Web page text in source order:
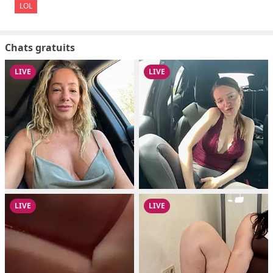
LOL
Chats gratuits